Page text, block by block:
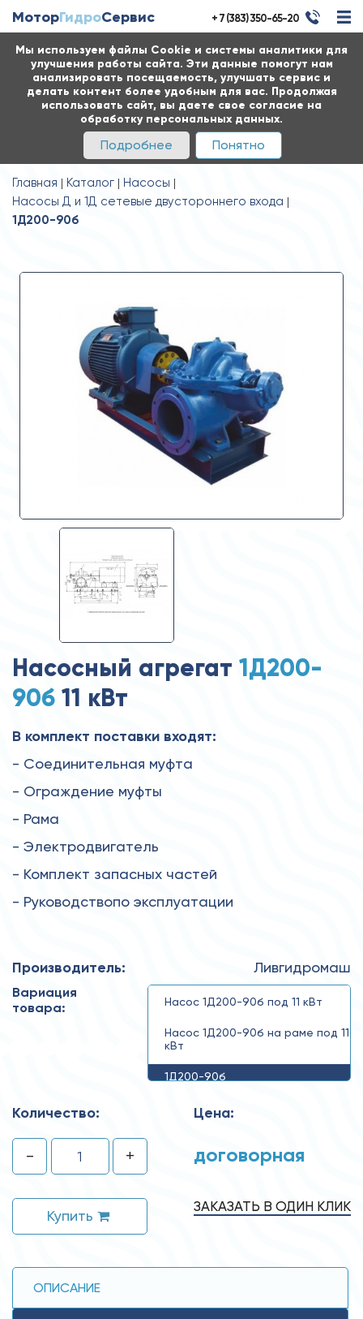
Мы используем файлы Cookie и системы аналитики для
улучшения работы сайта. Эти данные помогут нам
анализировать посещаемость, улучшать сервис и
делать контент более удобным для вас. Продолжая
использовать сайт, вы даете свое согласие на
обработку персональных данных.
Подробнее Понятно
МоторГидроСервис + 7 (383) 350-65-20
Главная Каталог
Насосы
Насосы Д и 1Д сетевые двустороннего входа
1Д200-90б
Насосный агрегат 1Д200-
90б 11 кВт
В комплект поставки входят:
- Соединительная муфта
- Ограждение муфты
- Рама
- Электродвигатель
- Комплект запасных частей
- Руководствопо эксплуатации
Производитель: Ливгидромаш
Вариация
товара:
Насос 1Д200-90б под 11 кВт
Насос 1Д200-90б на раме под 11
кВт
1Д200-90б
Количество:
- +
Купить
Цена:
договорная
ЗАКАЗАТЬ В ОДИН КЛИК
ОПИСАНИЕ